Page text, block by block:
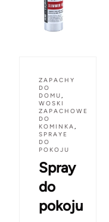
ZAPACHY
DO
DOMU,
WOSKI
ZAPACHOWE
DO
KOMINKA,
SPRAYE
DO
POKOJU
Spray
do
pokoju